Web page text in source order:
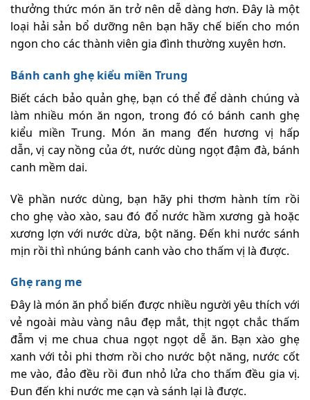
thưởng thức món ăn trở nên dễ dàng hơn. Đây là một
loại hải sản bổ dưỡng nên bạn hãy chế biến cho món
ngon cho các thành viên gia đình thường xuyên hơn.
Bánh canh ghẹ kiểu miền Trung
Biết cách bảo quản ghẹ, bạn có thể để dành chúng và
làm nhiều món ăn ngon, trong đó có bánh canh ghẹ
kiểu miền Trung. Món ăn mang đến hương vị hấp
dẫn, vị cay nồng của ớt, nước dùng ngọt đậm đà, bánh
canh mềm dai.
Về phần nước dùng, bạn hãy phi thơm hành tím rồi
cho ghẹ vào xào, sau đó đổ nước hầm xương gà hoặc
xương lợn với nước dừa, bột năng. Đến khi nước sánh
mịn rồi thì nhúng bánh canh vào cho thấm vị là được.
Ghẹ rang me
Đây là món ăn phổ biến được nhiều người yêu thích với
vẻ ngoài màu vàng nâu đẹp mắt, thịt ngọt chắc thấm
đẫm vị me chua chua ngọt ngọt dễ ăn. Bạn xào ghẹ
xanh với tỏi phi thơm rồi cho nước bột năng, nước cốt
me vào, đảo đều rồi đun nhỏ lửa cho thấm đều gia vị.
Đun đến khi nước me cạn và sánh lại là được.